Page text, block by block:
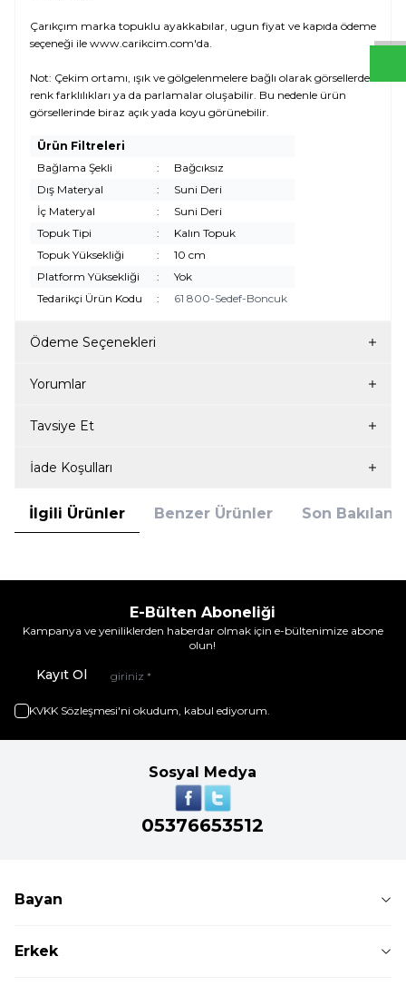
Çarıkçım marka topuklu ayakkabılar, ugun fiyat ve kapıda ödeme
seçeneği ile www.carikcim.com'da.
Not: Çekim ortamı, ışık ve gölgelenmelere bağlı olarak görsellerde
renk farklılıkları ya da parlamalar oluşabilir. Bu nedenle ürün
görsellerinde biraz açık yada koyu görünebilir.
Ürün Filtreleri
Bağlama Şekli
:
Bağcıksız
Dış Materyal
:
Suni Deri
İç Materyal
:
Suni Deri
Topuk Tipi
:
Kalın Topuk
Topuk Yüksekliği
:
10 cm
Platform Yüksekliği
:
Yok
Tedarikçi Ürün Kodu
: 61 800-Sedef-Boncuk
Ödeme Seçenekleri
Yorumlar
Tavsiye Et
İade Koşulları
İlgili Ürünler Benzer Ürünler Son
E-Bülten Aboneliği
Kampanya ve yeniliklerden haberdar olmak için e-bültenimize abone
olun!
Kayıt Ol
KVKK Sözleşmesi'ni okudum, kabul ediyorum.
Sosyal Medya
05376653512
Bayan
Erkek